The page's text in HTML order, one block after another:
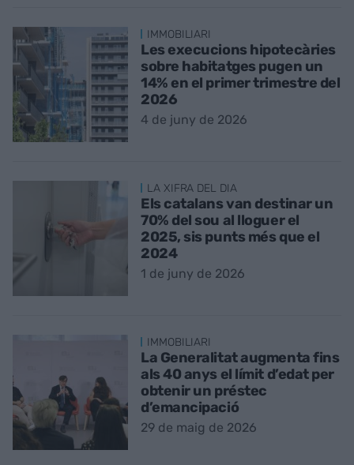
IMMOBILIARI
Les execucions hipotecàries
sobre habitatges pugen un
14% en el primer trimestre del
2026
4 de juny de 2026
LA XIFRA DEL DIA
Els catalans van destinar un
70% del sou al lloguer el
2025, sis punts més que el
2024
1 de juny de 2026
IMMOBILIARI
La Generalitat augmenta fins
als 40 anys el límit d’edat per
obtenir un préstec
d’emancipació
29 de maig de 2026